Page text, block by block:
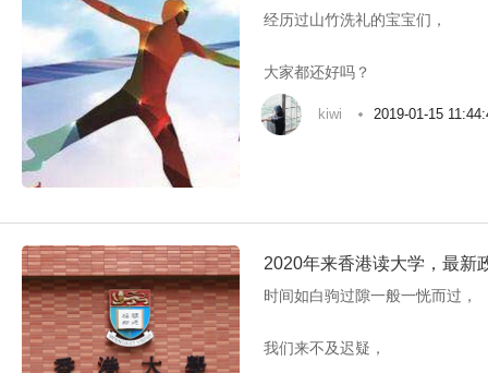
经历过山竹洗礼的宝宝们，
大家都还好吗？
kiwi 2019-01-15
2020年来香港读大学，最新
时间如白驹过隙一般一恍而过，
我们来不及迟疑，